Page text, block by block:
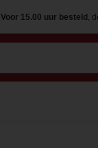
Voor 15.00 uur besteld ,